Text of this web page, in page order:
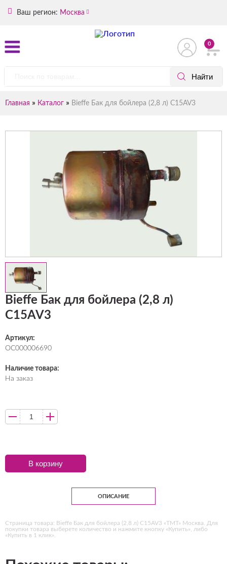
Ваш регион: Москва
0
Главная » Каталог » Bieffe Бак для бойлера (2,8 л) C15AV3
Bieffe Бак для бойлера (2,8 л)
C15AV3
Артикул:
ОС000006690
Наличие товара:
На заказ
В корзину
ОПИСАНИЕ
Страница товара: Bieffe Бак для бойлера (2,8 л) C15AV3 «ТМТ» Москва. Для
покупки товара выберете количество и нажмите кнопку «Купить», либо
«Купить в 1 клик».